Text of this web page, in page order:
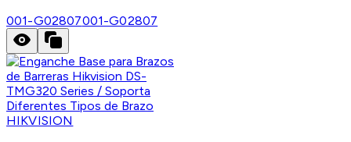
001-G02807001-G02807
HIKVISION